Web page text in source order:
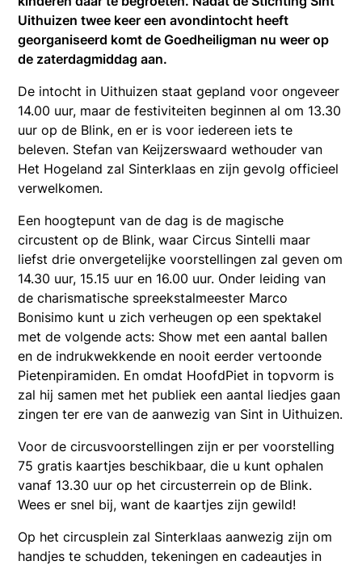
Uithuizen twee keer een avondintocht heeft
georganiseerd komt de Goedheiligman nu weer op
de zaterdagmiddag aan.
De intocht in Uithuizen staat gepland voor ongeveer
14.00 uur, maar de festiviteiten beginnen al om 13.30
uur op de Blink, en er is voor iedereen iets te
beleven. Stefan van Keijzerswaard wethouder van
Het Hogeland zal Sinterklaas en zijn gevolg officieel
verwelkomen.
Een hoogtepunt van de dag is de magische
circustent op de Blink, waar Circus Sintelli maar
liefst drie onvergetelijke voorstellingen zal geven om
14.30 uur, 15.15 uur en 16.00 uur. Onder leiding van
de charismatische spreekstalmeester Marco
Bonisimo kunt u zich verheugen op een spektakel
met de volgende acts: Show met een aantal ballen
en de indrukwekkende en nooit eerder vertoonde
Pietenpiramiden. En omdat HoofdPiet in topvorm is
zal hij samen met het publiek een aantal liedjes gaan
zingen ter ere van de aanwezig van Sint in Uithuizen.
Voor de circusvoorstellingen zijn er per voorstelling
75 gratis kaartjes beschikbaar, die u kunt ophalen
vanaf 13.30 uur op het circusterrein op de Blink.
Wees er snel bij, want de kaartjes zijn gewild!
Op het circusplein zal Sinterklaas aanwezig zijn om
handjes te schudden, tekeningen en cadeautjes in